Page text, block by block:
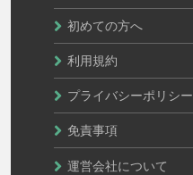
初めての方へ
利用規約
プライバシーポリシー
免責事項
運営会社について